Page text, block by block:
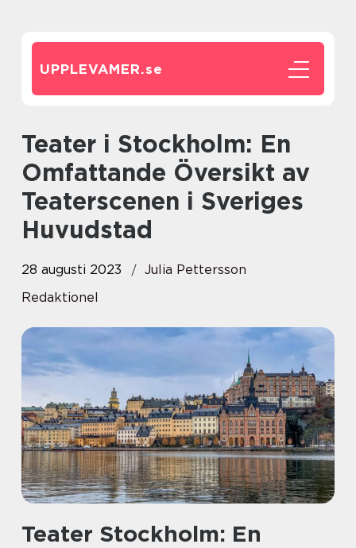
UPPLEVAMER.se
Teater i Stockholm: En
Omfattande Översikt av
Teaterscenen i Sveriges
Huvudstad
28 augusti 2023
Julia Pettersson
Redaktionel
Teater Stockholm: En